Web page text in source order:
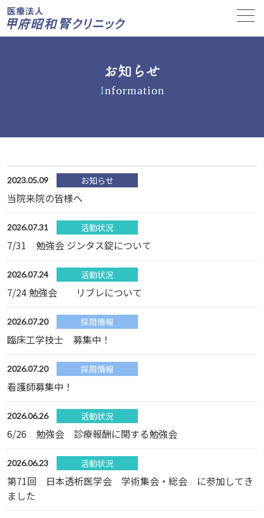
お知らせ
Information
2023.05.09 お知らせ
当院来院の皆様へ
2026.07.31 活動状況
7/31 勉強会 ジンタス錠について
2026.07.24 活動状況
7/24 勉強会 リブレについて
2026.07.20 採用情報
臨床工学技士 募集中！
2026.07.20 採用情報
看護師募集中！
2026.06.26 活動状況
6/26 勉強会 診療報酬に関する勉強会
2026.06.23 活動状況
第71回 日本透析医学会 学術集会・総会 に参加してき
ました